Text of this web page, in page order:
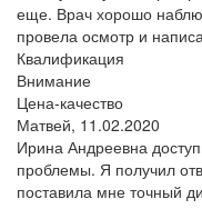
еще. Врач хорошо
провела осмотр и
Квалификация
Внимание
Цена-качество
Матвей, 11.02.2020
Ирина Андреевна
проблемы. Я получил
поставила мне точный